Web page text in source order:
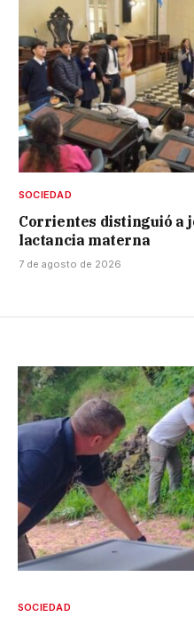
SOCIEDAD
Corrientes distinguió a
lactancia materna
7 de agosto de 2026
SOCIEDAD